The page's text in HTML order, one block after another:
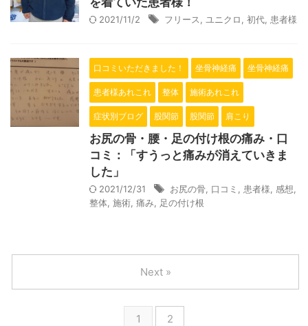
2021/11/2 フリース ユニクロ 初代 患者様
口コミいただきました！ 坐骨神経痛 坐骨神経痛
患者様あれこれ 整体 施術あれこれ
症状別ブログ 股関節 股関節 肩こり
お尻の骨・腰・足の付け根の痛み・口
コミ：「すうっと痛みが消えていきま
した」
2021/12/31 お尻の骨 口コミ 患者様 感想
整体 施術 痛み 足の付け根
1 2
Next »